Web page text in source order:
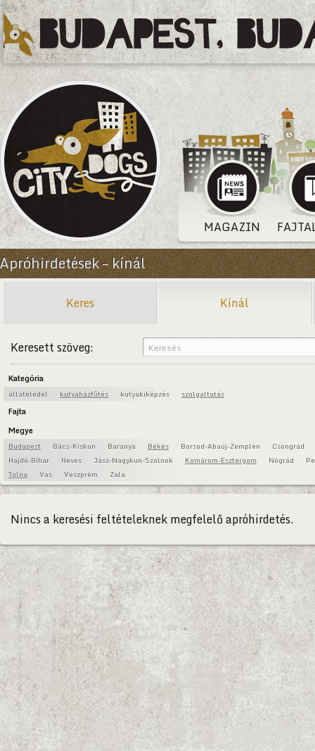
MAGAZIN
Apróhirdetések – kínál
Keres Kínál
Keresett szöveg:
Kategória
állateledel kutyaházfűtés kutyakiképzés szolgaltatás
Fajta
Megye
Budapest Bács-Kiskun Baranya Békés Borsod-Abaúj-Zemplén
Csongrád
Hajdú-Bihar
Heves Jász-Nagykun-Szolnok Komárom-Esztergom Nógrád
Tolna
Vas Veszprém Zala
Nincs a keresési feltételeknek megfelelő apróhirdetés.